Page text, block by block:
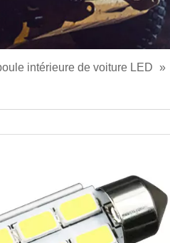
intérieure de voiture LED »